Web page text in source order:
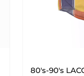
80's-90's